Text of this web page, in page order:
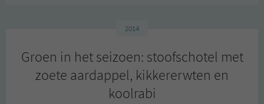
en
2014
Groen in het seizoen: stoofschotel met
zoete aardappel, kikkererwten en
koolrabi